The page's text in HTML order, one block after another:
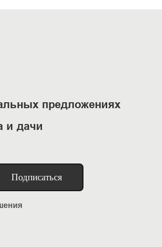
предложениях
и дачи
Подписаться